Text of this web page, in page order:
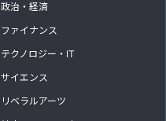
政治・経済
ファイナンス
テクノロジー・IT
サイエンス
リベラルアーツ